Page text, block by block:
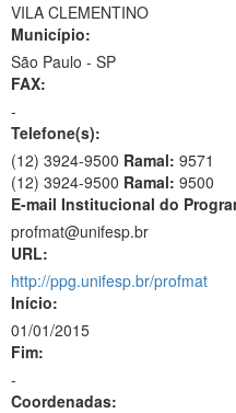
VILA CLEMENTINO
Município:
São Paulo - SP
FAX:
-
Telefone(s):
(12) 3924-9500 Ramal: 9571
(12) 3924-9500 Ramal: 9500
E-mail Institucional do
profmat@unifesp.br
URL:
http://ppg.unifesp.br/profmat
Início:
01/01/2015
Fim:
-
Coordenadas: